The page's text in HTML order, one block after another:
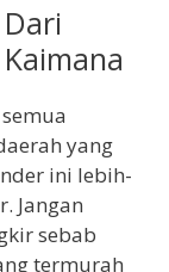
yang
ini lebih-
Jangan
sebab
termurah